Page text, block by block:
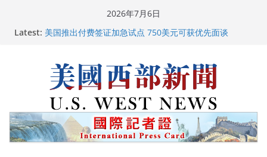
2026年7月6日
Latest: 美国推出付费签证加急试点 750美元可获优先面谈
美国最高法院维持“出生公民权” : 出生在美国就是美国
人！
中国驻美国大使谢锋邀请美国老教师罗纳德·萨科尔斯基
再次访华
广州市沉香协会会长周天明：让沉香有序走向世界